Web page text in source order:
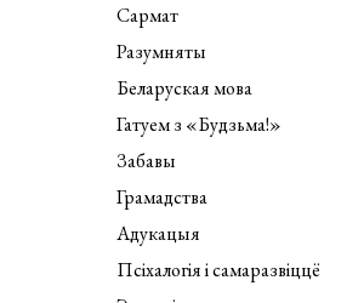
Сармат
Разумняты
Беларуская мова
Гатуем з «Будзьма!»
Забавы
Грамадства
Адукацыя
Псіхалогія і самаразвіццё